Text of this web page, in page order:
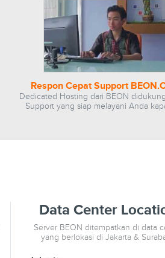
Respon Cepat Support
Dedicated Hosting dari BEON
Support yang siap melayani Anda
Data Center
Server BEON ditempatkan di data
yang berlokasi di Jakarta &